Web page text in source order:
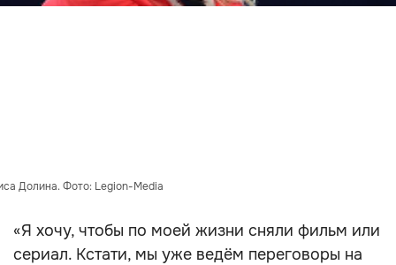
Долина. Фото: Legion-Media
«Я хочу, чтобы по моей жизни сняли фильм или
сериал. Кстати, мы уже ведём переговоры на